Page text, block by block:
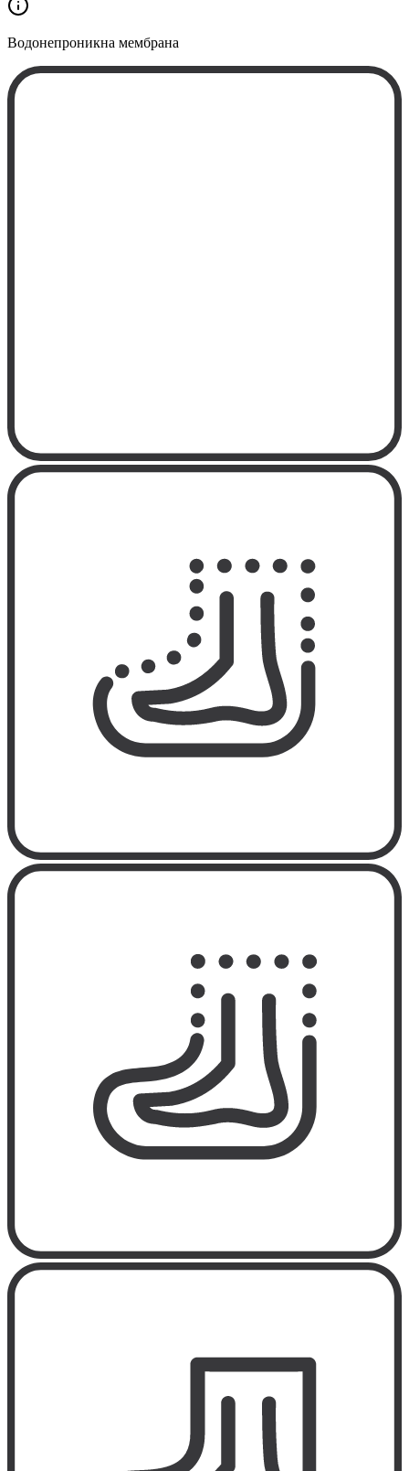
Водонепроникна мембрана